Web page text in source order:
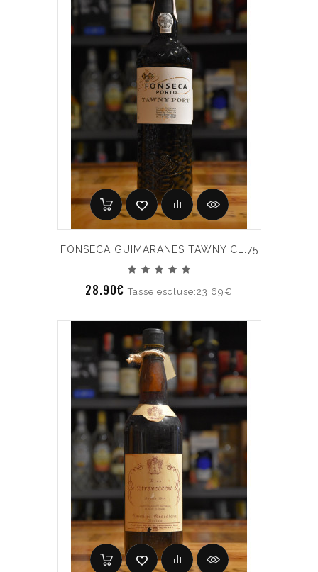
FONSECA GUIMARANES TAWNY CL.75
28.90€Tasse escluse:23.69€